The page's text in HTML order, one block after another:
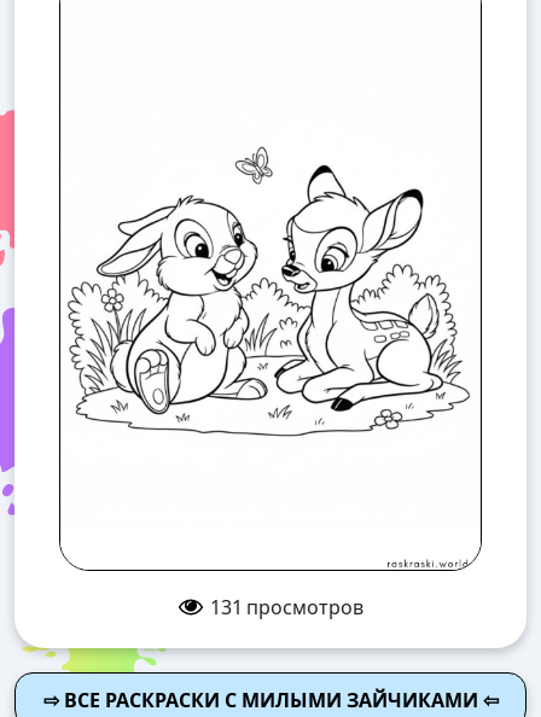
131 просмотров
⇨ ВСЕ РАСКРАСКИ С МИЛЫМИ ЗАЙЧИКАМИ ⇦